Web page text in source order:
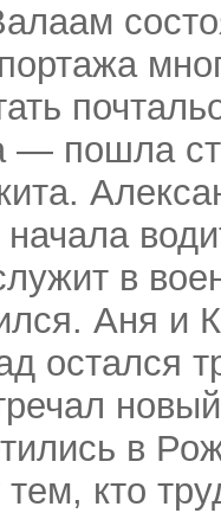
пошла
в
Аня и
остался
в
кто